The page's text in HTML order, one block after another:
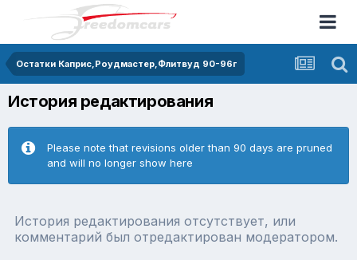
Остатки Каприс,Роудмастер,Флитвуд 90-96г
История редактирования
Please note that revisions older than 90 days are pruned
and will no longer show here
История редактирования отсутствует, или
комментарий был отредактирован модератором.